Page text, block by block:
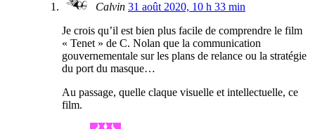
Calvin 31 août 2020, 10 h 33 min
Je crois qu’il est bien plus facile de comprendre le film
« Tenet » de C. Nolan que la communication
gouvernementale sur les plans de relance ou la stratégie
du port du masque…
Au passage, quelle claque visuelle et intellectuelle, ce
film.